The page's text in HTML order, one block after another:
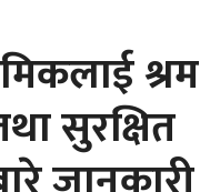
श्रम
सुरक्षित